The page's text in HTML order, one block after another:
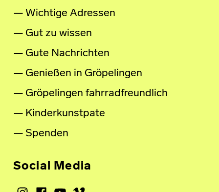
Wichtige Adressen
Gut zu wissen
Gute Nachrichten
Genießen in Gröpelingen
Gröpelingen fahrradfreundlich
Kinderkunstpate
Spenden
Social Media
Instagram
Facebook
Youtube
Vimeo